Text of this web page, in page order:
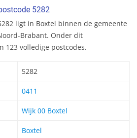
5282
ligt in Boxtel binnen de gemeente
Brabant. Onder dit
123 volledige postcodes.
5282
0411
Wijk 00 Boxtel
Boxtel